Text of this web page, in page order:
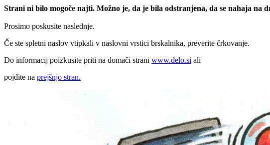
Strani ni bilo mogoče najti. Možno je, da je bila odstranjena, da se nahaja na
Prosimo poskusite naslednje.
Če ste spletni naslov vtipkali v naslovni vrstici brskalnika, preverite črkovanje.
Do informacij poizkusite priti na domači strani www.delo.si ali
pojdite na prejšnjo stran.